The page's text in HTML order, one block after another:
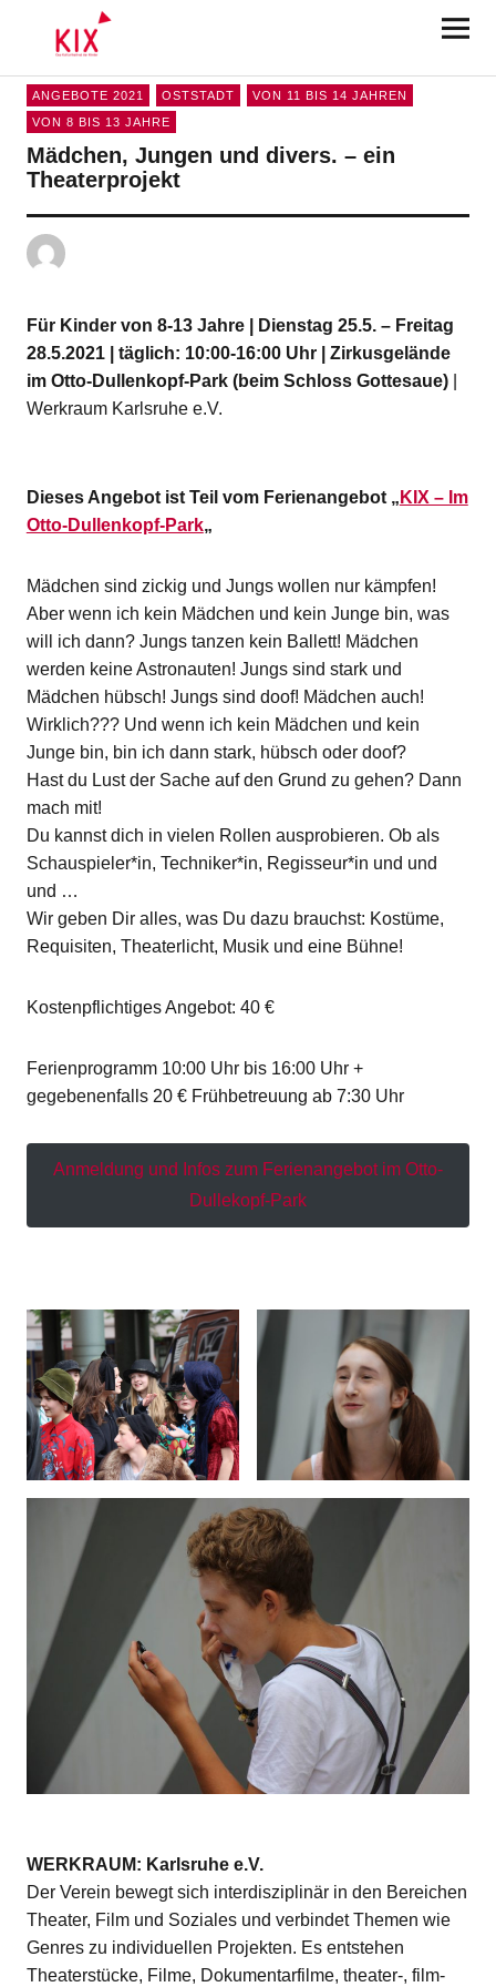
KIX Karlsruhe 2025
ANGEBOTE 2021 OSTSTADT
VON 11 BIS 14 JAHREN
VON 8 BIS 13 JAHRE
Mädchen, Jungen und divers. – ein
Theaterprojekt
Für Kinder von 8-13 Jahre | Dienstag 25.5. – Freitag
28.5.2021 | täglich: 10:00-16:00 Uhr | Zirkusgelände
im Otto-Dullenkopf-Park (beim Schloss Gottesaue)|
Werkraum Karlsruhe e.V.
Dieses Angebot ist Teil vom Ferienangebot „ KIX – Im
Otto-Dullenkopf-Park„
Mädchen sind zickig und Jungs wollen nur kämpfen!
Aber wenn ich kein Mädchen und kein Junge bin, was
will ich dann? Jungs tanzen kein Ballett! Mädchen
werden keine Astronauten! Jungs sind stark und
Mädchen hübsch! Jungs sind doof! Mädchen auch!
Wirklich??? Und wenn ich kein Mädchen und kein
Junge bin, bin ich dann stark, hübsch oder doof?
Hast du Lust der Sache auf den Grund zu gehen? Dann
mach mit!
Du kannst dich in vielen Rollen ausprobieren. Ob als
Schauspieler*in, Techniker*in, Regisseur*in und und
und …
Wir geben Dir alles, was Du dazu brauchst: Kostüme,
Requisiten, Theaterlicht, Musik und eine Bühne!
Kostenpflichtiges Angebot: 40 €
Ferienprogramm 10:00 Uhr bis 16:00 Uhr +
gegebenenfalls 20 € Frühbetreuung ab 7:30 Uhr
Anmeldung und Infos zum Ferienangebot im Otto-
Dullekopf-Park
WERKRAUM: Karlsruhe e.V.
Der Verein bewegt sich interdisziplinär in den Bereichen
Theater, Film und Soziales und verbindet Themen wie
Genres zu individuellen Projekten. Es entstehen
Theaterstücke, Filme, Dokumentarfilme, theater-, film-